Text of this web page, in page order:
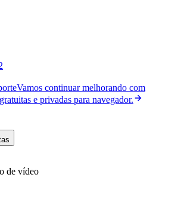
Vamos continuar melhorando com
e privadas para navegador.
de vídeo